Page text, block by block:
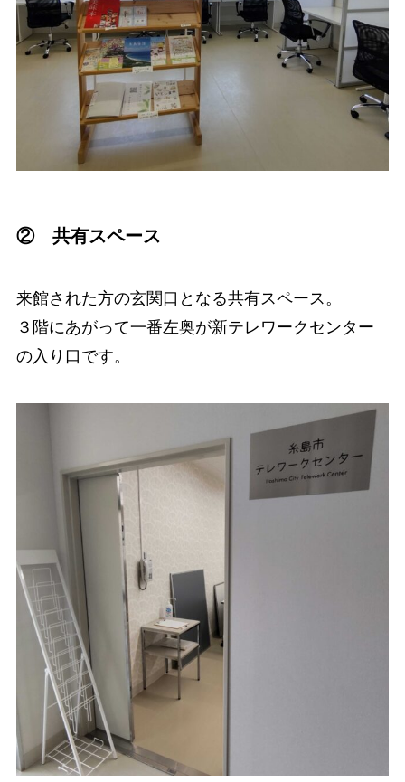
② 共有スペース
来館された方の玄関口となる共有スペース。
３階にあがって一番左奥が新テレワークセンター
の入り口です。